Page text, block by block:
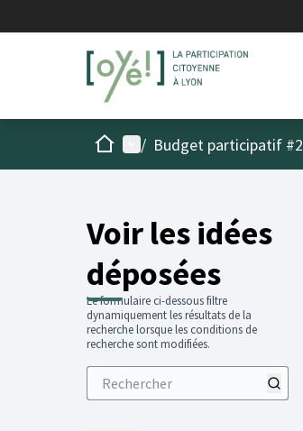
AccueilMenu principal
/ Budget participatif #2
Voir les idées
déposées
Le formulaire ci-dessous filtre
dynamiquement les résultats de la
recherche lorsque les conditions de
recherche sont modifiées.